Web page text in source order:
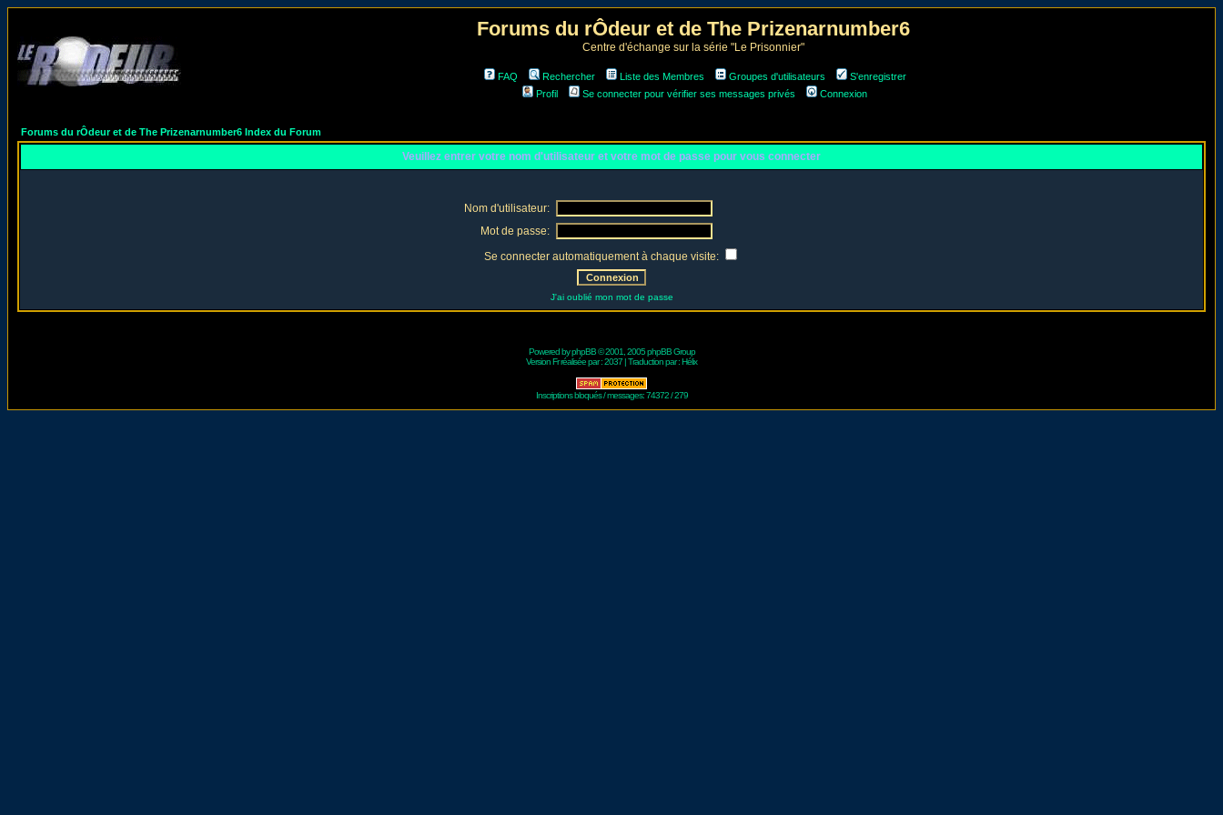
Forums du rÔdeur et de The Prizenarnumber6
Centre d'échange sur la série "Le Prisonnier"
FAQ Rechercher Liste des Membres Groupes d'utilisateurs
S'enregistrer
Profil
Se connecter pour vérifier ses messages privés Connexion
Forums du rÔdeur et de The Prizenarnumber6 Index du Forum
Veuillez entrer votre nom d'utilisateur et votre mot de passe pour vous connecter
Nom d'utilisateur:
Mot de passe:
Se connecter automatiquement à chaque visite:
J'ai oublié mon mot de passe
Powered byphpBB© 2001, 2005 phpBB Group
Version Fr réalisée par :2037 | Traduction par :Hélix
Inscriptions bloqués / messages: 74372 / 279